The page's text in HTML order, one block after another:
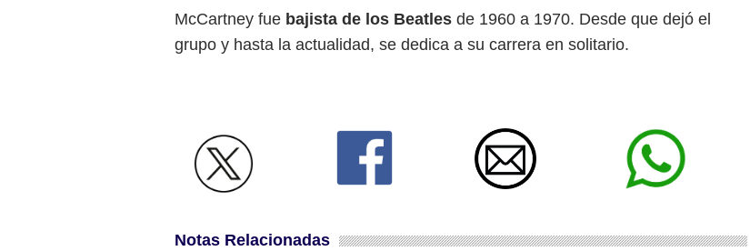
McCartney fue bajista de los Beatles de 1960 a 1970. Desde que dejó el
grupo y hasta la actualidad, se dedica a su carrera en solitario.
Notas Relacionadas